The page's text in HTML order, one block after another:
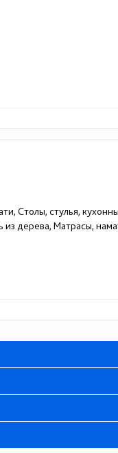
Столы, стулья,
дерева, Матрасы,